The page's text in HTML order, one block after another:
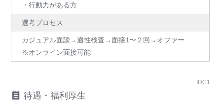
・行動力がある方
選考プロセス
カジュアル面談→適性検査→面接1〜２回→オファー
※オンライン面接可能
IDC1
待遇・福利厚生